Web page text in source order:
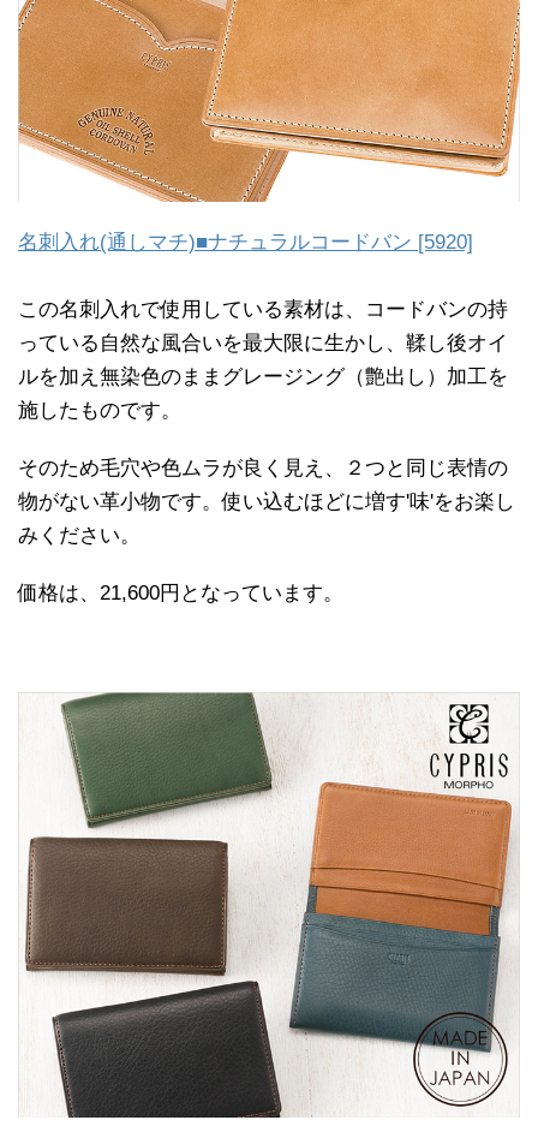
名刺入れ(通しマチ)■ナチュラルコードバン [5920]
この名刺入れで使用している素材は、コードバンの持
っている自然な風合いを最大限に生かし、鞣し後オイ
ルを加え無染色のままグレージング（艶出し）加工を
施したものです。
そのため毛穴や色ムラが良く見え、２つと同じ表情の
物がない革小物です。使い込むほどに増す'味'をお楽し
みください。
価格は、21,600円となっています。